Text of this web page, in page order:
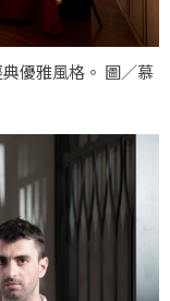
優雅風格。 圖／慕